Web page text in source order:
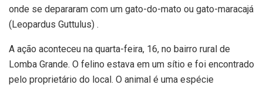
onde se depararam com um gato-do-mato ou gato-maracajá
(Leopardus Guttulus) .
A ação aconteceu na quarta-feira, 16, no bairro rural de
Lomba Grande. O felino estava em um sítio e foi encontrado
pelo proprietário do local. O animal é uma espécie